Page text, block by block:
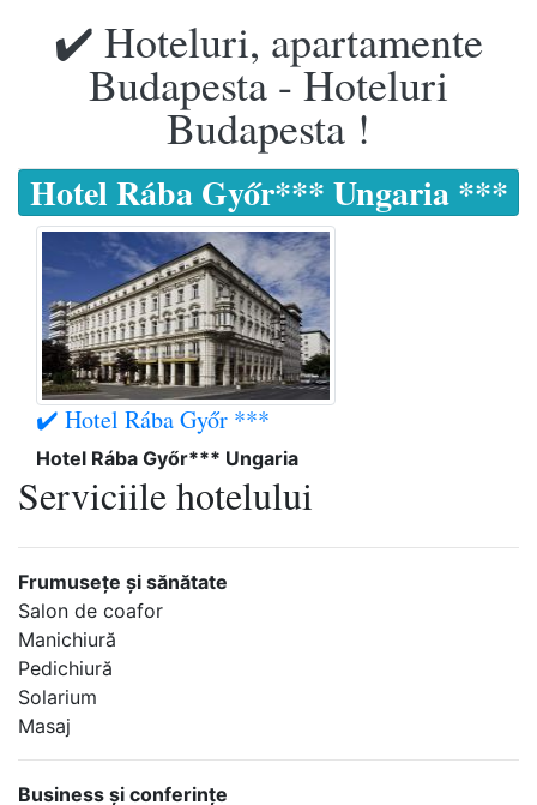
✔️ Hoteluri, apartamente
Budapesta - Hoteluri
Budapesta !
Hotel Rába Győr*** Ungaria ***
✔️ Hotel Rába Győr ***
Hotel Rába Győr*** Ungaria
Serviciile hotelului
Frumuseţe şi sănătate
Salon de coafor
Manichiură
Pedichiură
Solarium
Masaj
Business şi conferinţe